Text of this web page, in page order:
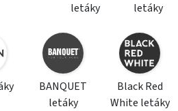
letáky
letáky
BANQUET
letáky
Black Red
White letáky